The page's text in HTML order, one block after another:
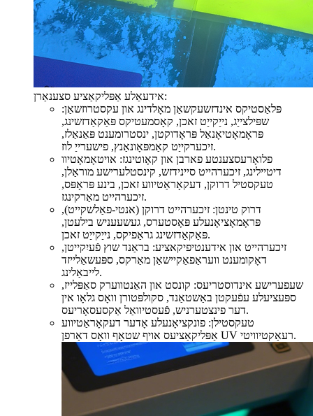
אידעאַלע אַפּליקאַציע סצענאַרן:
פּלאַסטיקס אינדזשעקשאַן מאָלדינג און עקסטרוזשאַן:
שפּילצייַג, נייַקייַט זאכן, קאָסמעטיקס פּאַקאַדזשינג,
פּראָמאָטיאָנאַל פּראָדוקטן, ינסטרומענט פּאַנאַלז,
זיכערקייַט קאַמפּאָונאַנץ, פישערייַ לוז.
פלואָרעסצענטע פארבן און קאָוטינגז: אויטאָמאָטיוו
דיטיילינג, זיכערהייט סיינידזש, קינסטלערישע מוראַלן,
טעקסטיל דרוקן, דעקאָראַטיווע זאכן, בינע פּראָפּס,
זיכערהייט מאַרקינגז.
דרוק טינטן: זיכערהייט דרוקן (אנטי-פאַלשקייט),
פּראָמאָציאָנעלע פּאָסטערס, געשעעניש בילעטן,
פּאַקאַדזשינג גראַפיקס, נייַקייַט זאכן.
זיכערהייט און אידענטיפיקאציע: בראַנד שוץ פֿעיִקייטן,
דאָקומענט וועראַפאַקיישאַן מאַרקס, ספּעשאַלייזד
לייבאַלינג.
שעפערישע אינדוסטריעס: קונסט און האַנטווערק סאַפּלייז,
ספּעציעלע עפֿעקטן באַשטאַנד, סקולפּטורן וואָס גלאָו אין
דער פינצטערניש, פֿעסטיוואַל אַקסעסאָריעס.
טעקסטילן: פונקציאָנעלע אָדער דעקאָראַטיווע
אַפּליקאַציעס אויף שטאָף וואָס דאַרפן UV רעאַקטיוויטי.